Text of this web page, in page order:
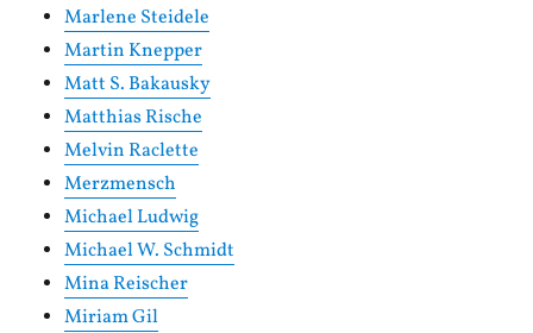
Marlene Steidele
Martin Knepper
Matt S. Bakausky
Matthias Rische
Melvin Raclette
Merzmensch
Michael Ludwig
Michael W. Schmidt
Mina Reischer
Miriam Gil